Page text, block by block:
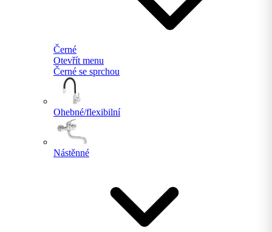
Černé
Otevřít menu
Černé se sprchou
Ohebné/flexibilní
Nástěnné